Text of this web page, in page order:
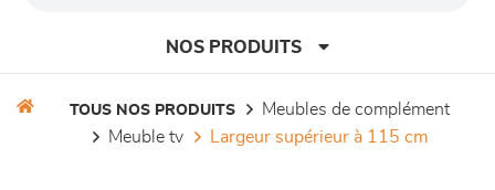
NOS PRODUITS
TOUS NOS PRODUITS
meubles de complément
meuble tv
largeur supérieur à 115 cm